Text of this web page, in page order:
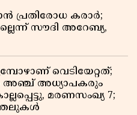
പ്രതിരോധ കരാർ;
സൗദി അറേബ്യ,
വെടിയേറ്റത്;
അഞ്ച് അധ്യാപകരും
മരണസംഖ്യ 7;